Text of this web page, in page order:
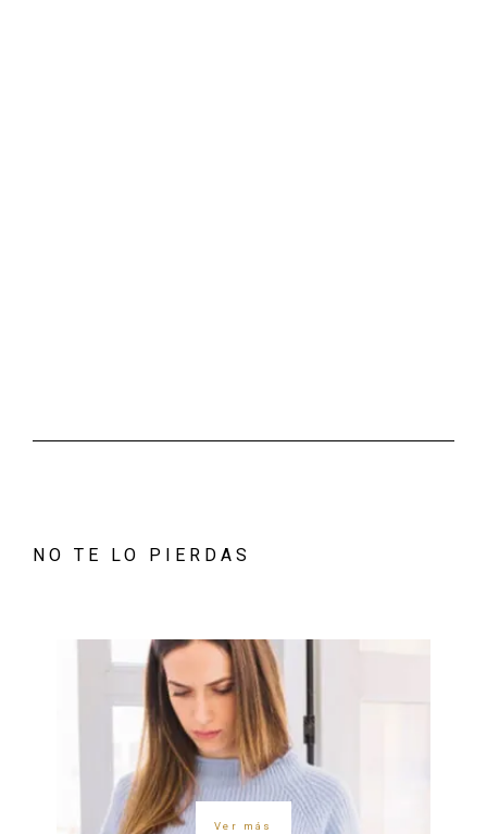
NO TE LO PIERDAS
Ver más